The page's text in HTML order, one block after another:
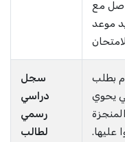
مع
موعد
سجل
دراسي
رسمي
لطالب
بطلب
يحوي
عليها.